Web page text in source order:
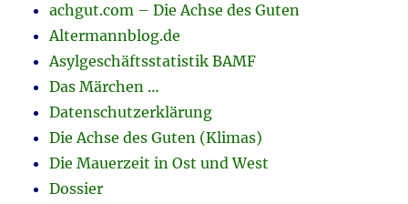
achgut.com – Die Achse des Guten
Altermannblog.de
Asylgeschäftsstatistik BAMF
Das Märchen …
Datenschutzerklärung
Die Achse des Guten (Klimas)
Die Mauerzeit in Ost und West
Dossier